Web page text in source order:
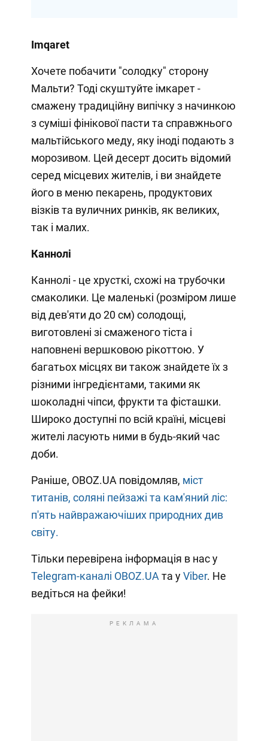
Imqaret
Хочете побачити "солодку" сторону
Мальти? Тоді скуштуйте імкарет -
смажену традиційну випічку з начинкою
з суміші фінікової пасти та справжнього
мальтійського меду, яку іноді подають з
морозивом. Цей десерт досить відомий
серед місцевих жителів, і ви знайдете
його в меню пекарень, продуктових
візків та вуличних ринків, як великих,
так і малих.
Каннолі
Каннолі - це хрусткі, схожі на трубочки
смаколики. Це маленькі (розміром лише
від дев'яти до 20 см) солодощі,
виготовлені зі смаженого тіста і
наповнені вершковою рікоттою. У
багатьох місцях ви також знайдете їх з
різними інгредієнтами, такими як
шоколадні чіпси, фрукти та фісташки.
Широко доступні по всій країні, місцеві
жителі ласують ними в будь-який час
доби.
Раніше, OBOZ.UA повідомляв, міст
титанів, соляні пейзажі та кам'яний ліс:
п'ять найвражаючіших природних див
світу.
Тільки перевірена інформація в нас у
Telegram-каналі OBOZ.UA та уViber. Не
ведіться на фейки!
РЕКЛАМА